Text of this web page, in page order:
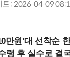
트 : 2026-04-09
만원'대 선착순